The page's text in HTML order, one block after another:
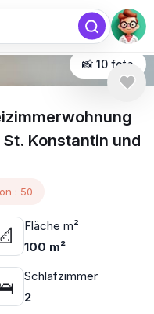
📸 10 foto
Konstantin und
: 50
Fläche m²
100 m²
Schlafzimmer
2